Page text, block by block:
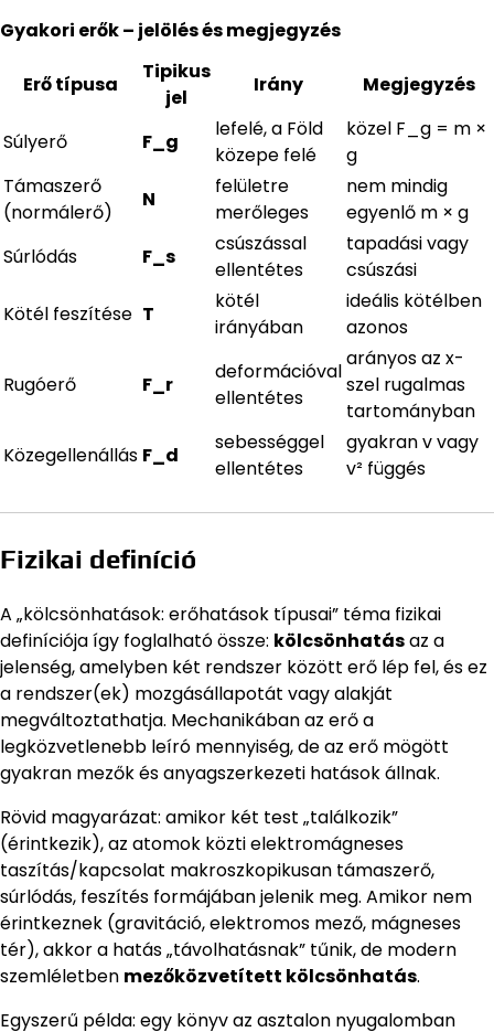
Gyakori erők – jelölés és megjegyzés
Erő típusa
Tipikus
jel
Irány Megjegyzés
Súlyerő F_g
lefelé, a Föld
közepe felé
közel F_g = m ×
g
Támaszerő
(normálerő)
N
felületre
merőleges
nem mindig
egyenlő m × g
Súrlódás
F_s
csúszással
ellentétes
tapadási vagy
csúszási
Kötél feszítése T
kötél
irányában
ideális kötélben
azonos
Rugóerő F_r
deformációval
ellentétes
arányos az x-
szel rugalmas
tartományban
Közegellenállás F_d
sebességgel
ellentétes
gyakran v vagy
v² függés
Fizikai definíció
A „kölcsönhatások: erőhatások típusai” téma fizikai
definíciója így foglalható össze: kölcsönhatásaz a
jelenség, amelyben két rendszer között erő lép fel, és ez
a rendszer(ek) mozgásállapotát vagy alakját
megváltoztathatja. Mechanikában az erő a
legközvetlenebb leíró mennyiség, de az erő mögött
gyakran mezők és anyagszerkezeti hatások állnak.
Rövid magyarázat: amikor két test „találkozik”
(érintkezik), az atomok közti elektromágneses
taszítás/kapcsolat makroszkopikusan támaszerő,
súrlódás, feszítés formájában jelenik meg. Amikor nem
érintkeznek (gravitáció, elektromos mező, mágneses
tér), akkor a hatás „távolhatásnak” tűnik, de modern
szemléletben mezőközvetített kölcsönhatás.
Egyszerű példa: egy könyv az asztalon nyugalomban